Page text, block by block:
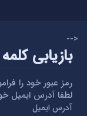
-->
بازیابی
رمز عبور خود را
لطفا آدرس ایمیل
آدرس ایمیل